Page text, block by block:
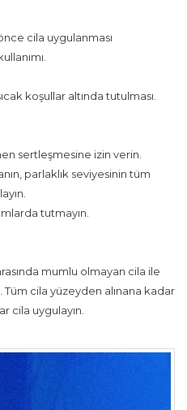
cila uygulanması
koşullar altında tutulması.
sertleşmesine izin verin.
parlaklık seviyesinin tüm
tutmayın.
mumlu olmayan cila ile
Tüm cila yüzeyden alınana kadar
cila uygulayın.